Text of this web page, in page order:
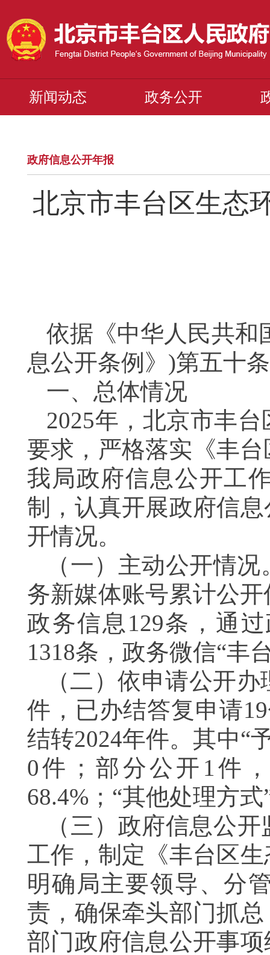
新闻动态 政务公开
政府信息公开年报
北京市丰台区生态
依据《中华人民共和
息公开条例》)第五十
一、总体情况
2025年，北京市丰
要求，严格落实《丰
我局政府信息公开工
制，认真开展政府信
开情况。
（一）主动公开情
务新媒体账号累计公
政务信息129条，通
1318条，政务微信“丰
（二）依申请公开
件，已办结答复申请
结转2024年件。其中“
0件；部分公开1件
68.4%；“其他处理方
（三）政府信息公
工作，制定《丰台区
明确局主要领导、分
责，确保牵头部门抓
部门政府信息公开事